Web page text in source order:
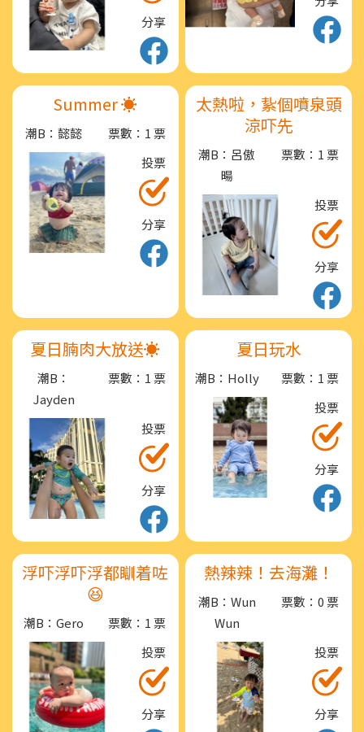
分享
Summer ☀️
潮B：懿懿
票數：1 票
投票
分享
太熱啦，紥個噴泉頭
涼吓先
潮B：呂傲
暘
票數：1 票
投票
分享
夏日腩肉大放送☀️
潮B：
Jayden
票數：1 票
投票
分享
夏日玩水
潮B：Holly
票數：1 票
投票
分享
浮吓浮吓浮都瞓着咗
😆
潮B：Gero
票數：1 票
投票
分享
熱辣辣！去海灘！
潮B：Wun
Wun
票數：0 票
投票
分享